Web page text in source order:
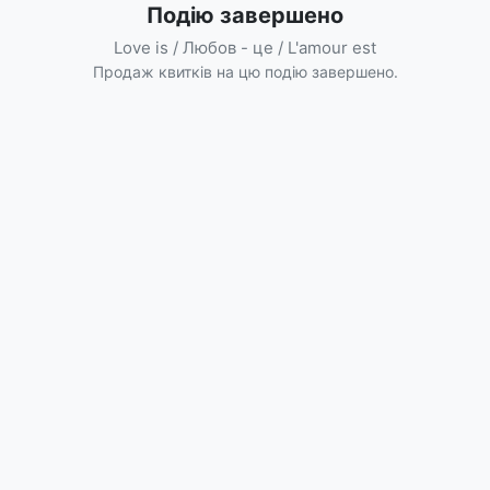
Подію завершено
Love is / Любов - це / L'amour est
Продаж квитків на цю подію завершено.